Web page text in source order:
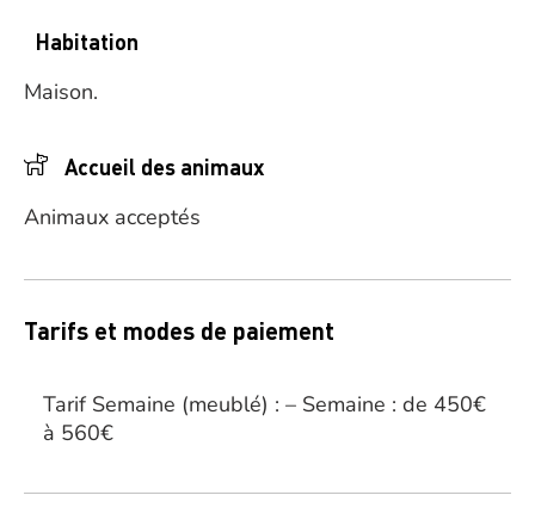
Habitation
Maison.
Accueil des animaux
Animaux acceptés
Tarifs et modes de paiement
Tarif Semaine (meublé) : – Semaine : de 450€
à 560€